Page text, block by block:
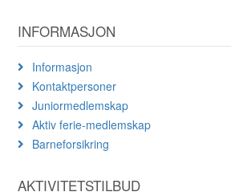
INFORMASJON
Informasjon
Kontaktpersoner
Juniormedlemskap
Aktiv ferie-medlemskap
Barneforsikring
AKTIVITETSTILBUD